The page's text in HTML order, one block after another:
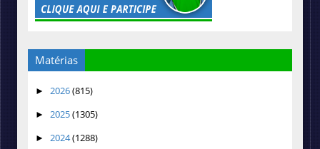
Matérias
► 2026(815)
► 2025(1305)
► 2024(1288)